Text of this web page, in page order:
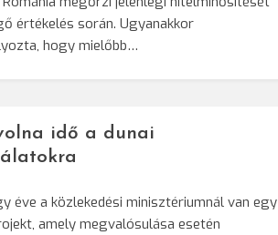
értékelés során. Ugyanakkor
hogy mielőbb…
idő a dunai
éve a közlekedési minisztériumnál van egy
amely megvalósulása esetén